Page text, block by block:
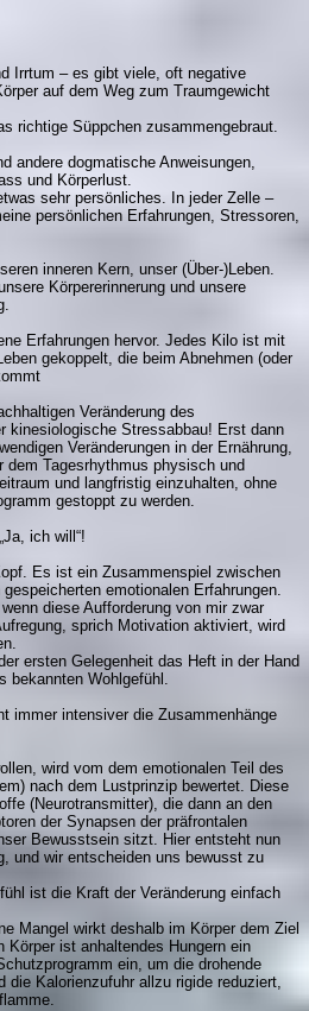
Irrtum – es gibt viele, oft negative
auf dem Weg zum Traumgewicht
richtige Süppchen zusammengebraut.
andere dogmatische Anweisungen,
und Körperlust.
sehr persönliches. In jeder Zelle –
persönlichen Erfahrungen, Stressoren,
inneren Kern, unser (Über-)Leben.
Körpererinnerung und unsere
Erfahrungen hervor. Jedes Kilo ist mit
gekoppelt, die beim Abnehmen (oder
Veränderung des
kinesiologische Stressabbau! Erst dann
Veränderungen in der Ernährung,
dem Tagesrhythmus physisch und
und langfristig einzuhalten, ohne
gestoppt zu werden.
ich will“!
Es ist ein Zusammenspiel zwischen
emotionalen Erfahrungen.
diese Aufforderung von mir zwar
sprich Motivation aktiviert, wird
ersten Gelegenheit das Heft in der Hand
bekannten Wohlgefühl.
immer intensiver die Zusammenhänge
wird vom dem emotionalen Teil des
nach dem Lustprinzip bewertet. Diese
(Neurotransmitter), die dann an den
der Synapsen der präfrontalen
Bewusstsein sitzt. Hier entsteht nun
und wir entscheiden uns bewusst zu
ist die Kraft der Veränderung einfach
Mangel wirkt deshalb im Körper dem Ziel
Körper ist anhaltendes Hungern ein
ein, um die drohende
die Kalorienzufuhr allzu rigide reduziert,